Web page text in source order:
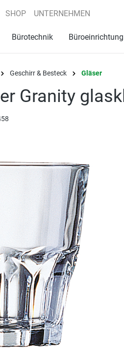
SHOP UNTERNEHMEN
Bürotechnik Büroeinrichtung
Geschirr & Besteck Gläser
Granity